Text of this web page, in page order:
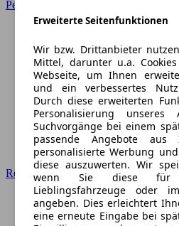
Peugeot
Renault
Erweiterte Seitenfunktionen
Wir bzw. Drittanbieter
Mittel, darunter u.a.
Webseite, um Ihnen
und ein verbessertes
Durch diese erweiterten
Personalisierung
Suchvorgänge bei einem
passende Angebote
personalisierte Werbung
diese auszuwerten. Wir
wenn Sie diese für
Lieblingsfahrzeuge oder
angeben. Dies erleichtert
eine erneute Eingabe bei